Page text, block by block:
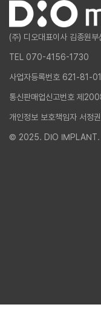
(주) 디오대표이사 김종원부
TEL 070-4156-1730
사업자등록번호 621-81-
통신판매업신고번호 제
개인정보 보호책임자 서정권
© 2025. DIO